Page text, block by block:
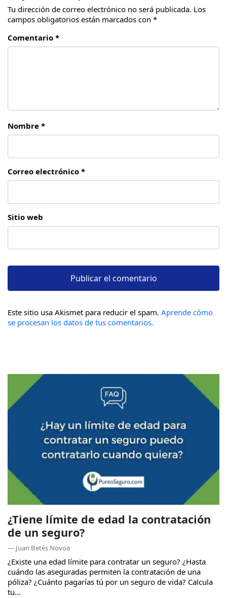
Tu dirección de correo electrónico no será publicada. Los
campos obligatorios están marcados con *
Comentario *
Nombre *
Correo electrónico *
Sitio web
Este sitio usa Akismet para reducir el spam. Aprende cómo
se procesan los datos de tus comentarios.
¿Tiene límite de edad la contratación
de un seguro?
— Juan Betés Novoa
¿Existe una edad límite para contratar un seguro? ¿Hasta
cuándo las aseguradas permiten la contratación de una
póliza? ¿Cuánto pagarías tú por un seguro de vida? Calcula
tu...